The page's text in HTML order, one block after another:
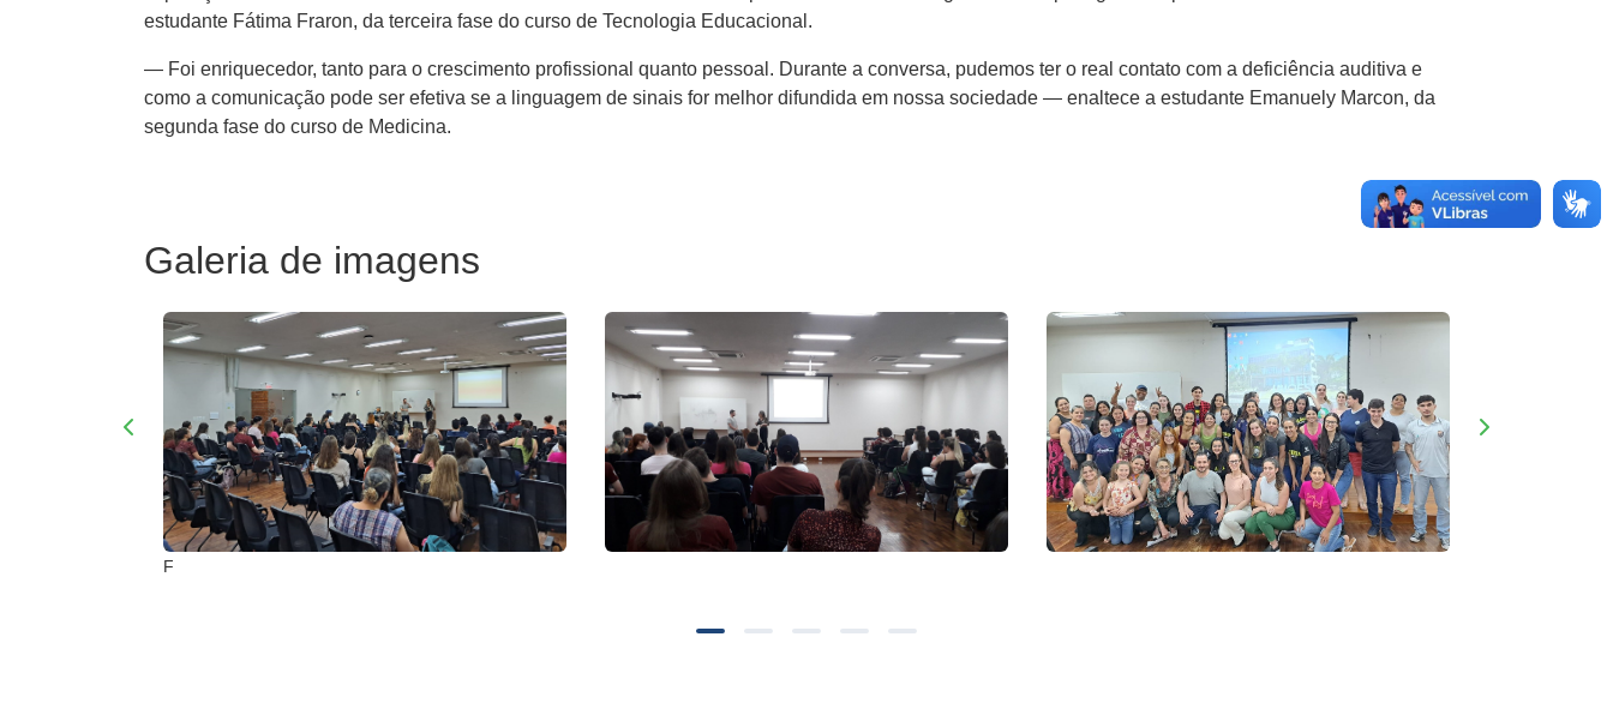
estudante Fátima Fraron, da terceira fase do curso de Tecnologia Educacional.
— Foi enriquecedor, tanto para o crescimento profissional quanto pessoal. Durante a conversa, pudemos ter o real contato com a deficiência auditiva e
como a comunicação pode ser efetiva se a linguagem de sinais for melhor difundida em nossa sociedade — enaltece a estudante Emanuely Marcon, da
segunda fase do curso de Medicina.
Galeria de imagens
F